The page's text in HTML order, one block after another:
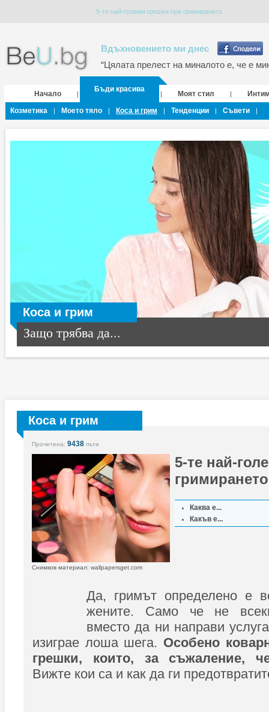
5-те най-големи грешки при гримирането
Вдъхновението ми днес
“Цялата прелест на миналото е, че е
Начало |
Бъди красива
| Моят стил |
Козметика
| Моето тяло | Коса и грим | Тенденции | Съвети |
Коса и грим
Защо трябва да...
Коса и грим
Прочетена: 9438 пъти
5-те най-
гримирането
Каква е...
Какъв е...
Снимков материал: wallpapersget.com
Да, гримът определено е
жените. Само че не
вместо да ни направи
изиграе лоша шега. Особено
грешки, които, за съжаление,
Вижте кои са и как да ги